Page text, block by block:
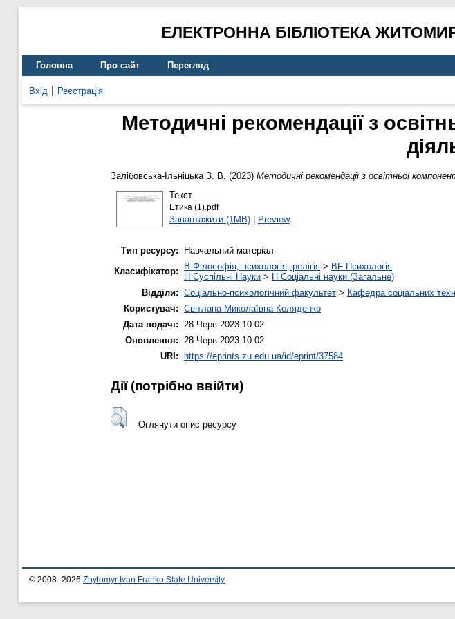
ЕЛЕКТРОННА БІБЛІОТЕКА
Головна Про сайт Перегляд
Вхід Реєстрація
Методичні рекомендації з
Залібовська-Ільніцька З. В. (2023) Методичні рекомендації з освітньої
Текст
Етика (1).pdf
Завантажити (1MB)| Preview
Тип ресурсу:
Навчальний матеріал
Класифікатор:
B Філософія, психологія, релігія > BF Психологія
H Суспільні Науки > H Соціальні науки (Загальне)
Відділи: Соціально-психологічний факультет > Кафедра соціальних
Користувач: Світлана Миколаївна Коляденко
Дата подачі: 28 Черв 2023 10:02
Оновлення: 28 Черв 2023 10:02
URI:
https://eprints.zu.edu.ua/id/eprint/37584
Дії ​​(потрібно ввійти)
Оглянути опис ресурсу
© 2008–2026 Zhytomyr Ivan Franko State University